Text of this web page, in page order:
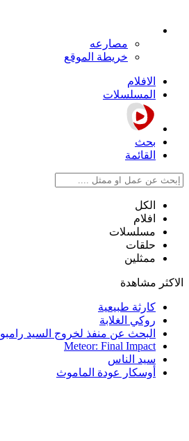
مصارعه
خريطة الموقع
الافلام
المسلسلات
بحث
القائمة
الكل
افلام
مسلسلات
حلقات
ممثلين
الاكثر مشاهدة
كارثة طبيعية
روكي الغلابة
البحث عن منفذ لخروج السيد رامبو
Meteor: Final Impact
سيد الناس
أوسكار عودة الماموث